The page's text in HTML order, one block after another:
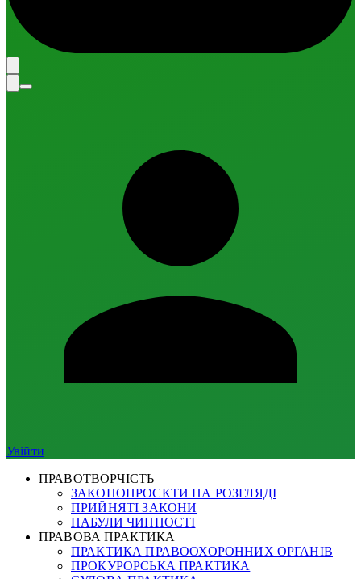
Увійти
ПРАВОТВОРЧІСТЬ
ЗАКОНОПРОЄКТИ НА РОЗГЛЯДІ
ПРИЙНЯТІ ЗАКОНИ
НАБУЛИ ЧИННОСТІ
ПРАВОВА ПРАКТИКА
ПРАКТИКА ПРАВООХОРОННИХ ОРГАНІВ
ПРОКУРОРСЬКА ПРАКТИКА